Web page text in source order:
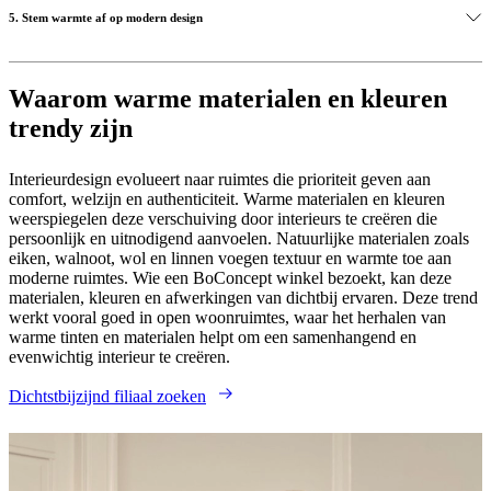
Shop accessoires
strategically around the room to create an inviting ambience. Table
textures and create a relaxed atmosphere.
Shop lampen
5. Stem warmte af op modern design
furniture that features clean lines and elegant proportions. Danish
design is known for balancing comfort with simplicity, ensuring that
warm interiors remain sophisticated and timeless rather than overly
of Danish design.
Vind een vestiging in de buurt
Waarom warme materialen en kleuren
trendy zijn
Interieurdesign evolueert naar ruimtes die prioriteit geven aan
comfort, welzijn en authenticiteit. Warme materialen en kleuren
weerspiegelen deze verschuiving door interieurs te creëren die
persoonlijk en uitnodigend aanvoelen. Natuurlijke materialen zoals
eiken, walnoot, wol en linnen voegen textuur en warmte toe aan
moderne ruimtes. Wie een BoConcept winkel bezoekt, kan deze
materialen, kleuren en afwerkingen van dichtbij ervaren. Deze trend
werkt vooral goed in open woonruimtes, waar het herhalen van
warme tinten en materialen helpt om een samenhangend en
evenwichtig interieur te creëren.
Dichtstbijzijnd filiaal zoeken